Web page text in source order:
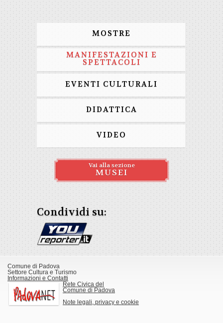
MOSTRE
MANIFESTAZIONI E
SPETTACOLI
EVENTI CULTURALI
DIDATTICA
VIDEO
Vai alla sezione
MUSEI
Condividi su:
Comune di Padova
Settore Cultura e Turismo
Informazioni e Contatti
Rete Civica del
Comune di Padova
Note legali, privacy e cookie